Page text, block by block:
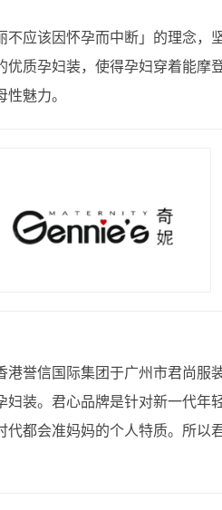
不应该因怀孕而中断」的理念，
优质孕妇装，使得孕妇穿着能摩
魅力。
港誉信国际集团于广州市君尚服
妇装。君心品牌是针对新一代年
代都会准妈妈的个人特质。所